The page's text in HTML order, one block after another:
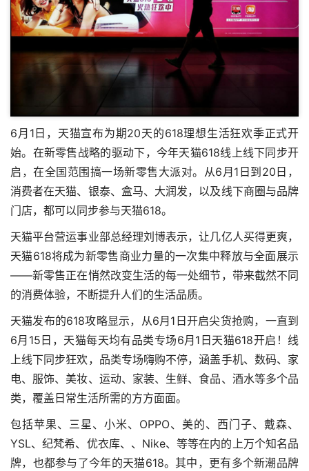
6月1日，天猫宣布为期20天的618理想生活狂欢季正式开
始。在新零售战略的驱动下，今年天猫618线上线下同步开
启，在全国范围搞一场新零售大派对。从6月1日到20日，
消费者在天猫、银泰、盒马、大润发，以及线下商圈与品牌
门店，都可以同步参与天猫618。
天猫平台营运事业部总经理刘博表示，让几亿人买得更爽，
天猫618将成为新零售商业力量的一次集中释放与全面展示
——新零售正在悄然改变生活的每一处细节，带来截然不同
的消费体验，不断提升人们的生活品质。
天猫发布的618攻略显示，从6月1日开启尖货抢购，一直到
6月15日，天猫每天均有品类专场6月1日天猫618开启！线
上线下同步狂欢，品类专场嗨购不停，涵盖手机、数码、家
电、服饰、美妆、运动、家装、生鲜、食品、酒水等多个品
类，覆盖日常生活所需的方方面面。
包括苹果、三星、小米、OPPO、美的、西门子、戴森、
YSL、纪梵希、优衣库、、Nike、等等在内的上万个知名品
牌，也都参与了今年的天猫618。其中，更有多个新潮品牌